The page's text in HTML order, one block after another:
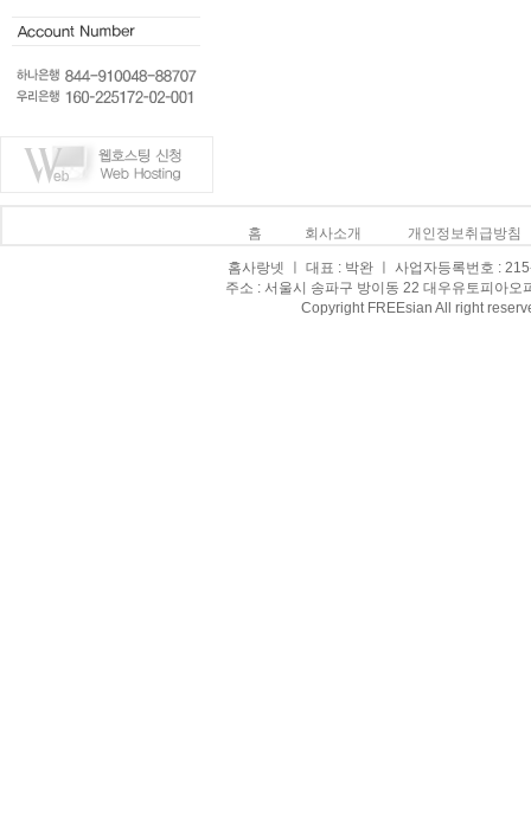
홈 회사소개 개인정보취급방침
홈사랑넷 ㅣ 대표 : 박완 ㅣ 사업자등록번호 :
주소 : 서울시 송파구 방이동 22 대우유토피아
Copyright FREEsian All right